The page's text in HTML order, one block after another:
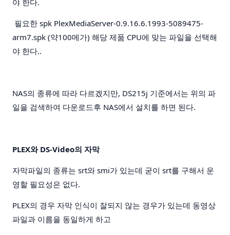
야 한다.
필요한 spk PlexMediaServer-0.9.16.6.1993-5089475-
arm7.spk (약100메가) 해당 제품 CPU에 맞는 파일을 선택해
야 한다..
NAS의 종류에 따라 다르겠지만, DS215j 기준에서는 위의 파
일을 검색하여 다운로드후 NAS에서 설치를 하면 된다.
PLEX와 DS-Video의 자막
자막파일의 종류는 srt와 smi가 있는데 굳이 srt를 구해서 운
영할 필요성은 없다.
PLEX의 경우 자막 인식이 잘되지 않는 경우가 있는데 동영상
파일과 이름을 동일하게 하고